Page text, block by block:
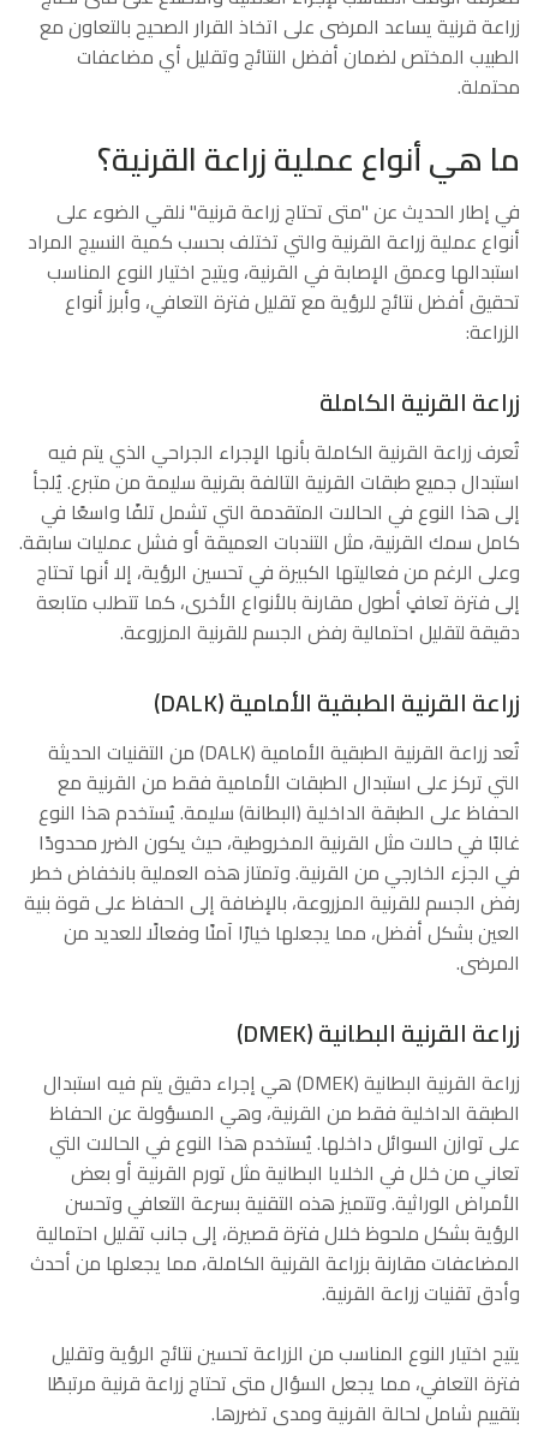
زراعة قرنية يساعد المرضى على اتخاذ القرار الصحيح بالتعاون مع
الطبيب المختص لضمان أفضل النتائج وتقليل أي مضاعفات
محتملة.
ما هي أنواع عملية زراعة القرنية؟
في إطار الحديث عن "متى تحتاج زراعة قرنية" نلقي الضوء على
أنواع عملية زراعة القرنية والتي تختلف بحسب كمية النسيج المراد
استبدالها وعمق الإصابة في القرنية، ويتيح اختيار النوع المناسب
تحقيق أفضل نتائج للرؤية مع تقليل فترة التعافي، وأبرز أنواع
الزراعة:
زراعة القرنية الكاملة
تُعرف زراعة القرنية الكاملة بأنها الإجراء الجراحي الذي يتم فيه
استبدال جميع طبقات القرنية التالفة بقرنية سليمة من متبرع. يُلجأ
إلى هذا النوع في الحالات المتقدمة التي تشمل تلفًا واسعًا في
كامل سمك القرنية، مثل التندبات العميقة أو فشل عمليات سابقة.
وعلى الرغم من فعاليتها الكبيرة في تحسين الرؤية، إلا أنها تحتاج
إلى فترة تعافٍ أطول مقارنة بالأنواع الأخرى، كما تتطلب متابعة
دقيقة لتقليل احتمالية رفض الجسم للقرنية المزروعة.
زراعة القرنية الطبقية الأمامية (DALK)
تُعد زراعة القرنية الطبقية الأمامية (DALK) من التقنيات الحديثة
التي تركز على استبدال الطبقات الأمامية فقط من القرنية مع
الحفاظ على الطبقة الداخلية (البطانة) سليمة. يُستخدم هذا النوع
غالبًا في حالات مثل القرنية المخروطية، حيث يكون الضرر محدودًا
في الجزء الخارجي من القرنية. وتمتاز هذه العملية بانخفاض خطر
رفض الجسم للقرنية المزروعة، بالإضافة إلى الحفاظ على قوة بنية
العين بشكل أفضل، مما يجعلها خيارًا آمنًا وفعالًا للعديد من
المرضى.
زراعة القرنية البطانية (DMEK)
زراعة القرنية البطانية (DMEK) هي إجراء دقيق يتم فيه استبدال
الطبقة الداخلية فقط من القرنية، وهي المسؤولة عن الحفاظ
على توازن السوائل داخلها. يُستخدم هذا النوع في الحالات التي
تعاني من خلل في الخلايا البطانية مثل تورم القرنية أو بعض
الأمراض الوراثية. وتتميز هذه التقنية بسرعة التعافي وتحسن
الرؤية بشكل ملحوظ خلال فترة قصيرة، إلى جانب تقليل احتمالية
المضاعفات مقارنة بزراعة القرنية الكاملة، مما يجعلها من أحدث
وأدق تقنيات زراعة القرنية.
يتيح اختيار النوع المناسب من الزراعة تحسين نتائج الرؤية وتقليل
فترة التعافي، مما يجعل السؤال متى تحتاج زراعة قرنية مرتبطًا
بتقييم شامل لحالة القرنية ومدى تضررها.